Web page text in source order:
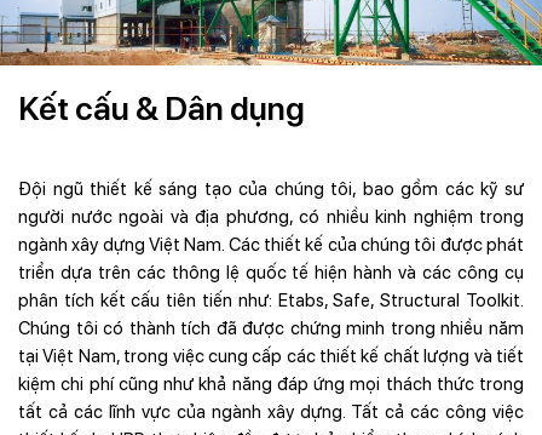
Kết cấu & Dân dụng
Đội ngũ thiết kế sáng tạo của chúng tôi, bao gồm các kỹ sư
người nước ngoài và địa phương, có nhiều kinh nghiệm trong
ngành xây dựng Việt Nam. Các thiết kế của chúng tôi được phát
triển dựa trên các thông lệ quốc tế hiện hành và các công cụ
phân tích kết cấu tiên tiến như: Etabs, Safe, Structural Toolkit.
Chúng tôi có thành tích đã được chứng minh trong nhiều năm
tại Việt Nam, trong việc cung cấp các thiết kế chất lượng và tiết
kiệm chi phí cũng như khả năng đáp ứng mọi thách thức trong
tất cả các lĩnh vực của ngành xây dựng. Tất cả các công việc